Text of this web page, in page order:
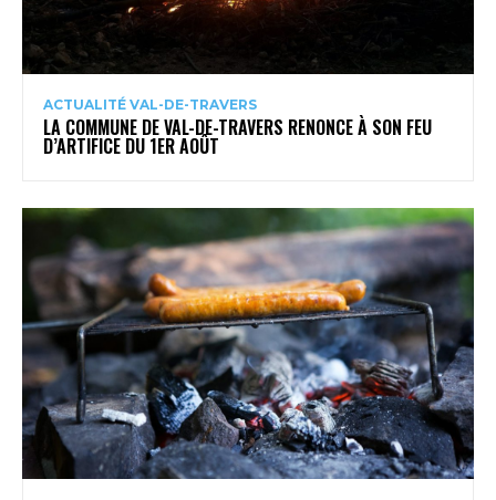
ACTUALITÉ VAL-DE-TRAVERS
LA COMMUNE DE VAL-DE-TRAVERS RENONCE À SON FEU
D’ARTIFICE DU 1ER AOÛT